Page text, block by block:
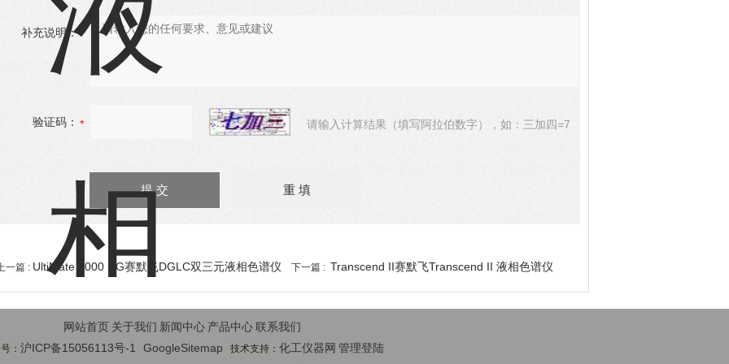
补充说明：
验证码： 请输入计算结果（填写阿拉伯数字），如：三加四=7
一篇 : UltiMate 3000 DG赛默飞DGLC双三元液相色谱仪 下一篇 : Transcend II赛默飞Transcend II 液相色谱仪
网站首页 关于我们 新闻中心 产品中心联系我们
： 沪ICP备15056113号-1 GoogleSitemap 技术支持： 化工仪器网 管理登陆